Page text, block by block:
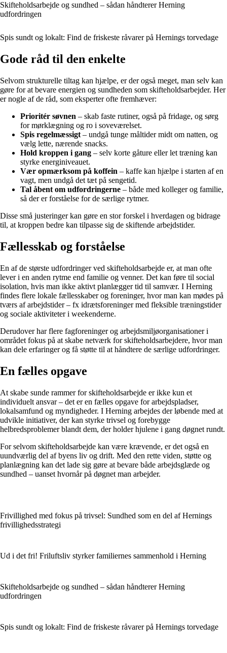
Skifteholdsarbejde og sundhed – sådan håndterer Herning
udfordringen
Spis sundt og lokalt: Find de friskeste råvarer på Hernings torvedage
Gode råd til den enkelte
Selvom strukturelle tiltag kan hjælpe, er der også meget, man selv kan
gøre for at bevare energien og sundheden som skifteholdsarbejder. Her
er nogle af de råd, som eksperter ofte fremhæver:
Prioritér søvnen – skab faste rutiner, også på fridage, og sørg
for mørklægning og ro i soveværelset.
Spis regelmæssigt – undgå tunge måltider midt om natten, og
vælg lette, nærende snacks.
Hold kroppen i gang – selv korte gåture eller let træning kan
styrke energiniveauet.
Vær opmærksom på koffein – kaffe kan hjælpe i starten af en
vagt, men undgå det tæt på sengetid.
Tal åbent om udfordringerne – både med kolleger og familie,
så der er forståelse for de særlige rytmer.
Disse små justeringer kan gøre en stor forskel i hverdagen og bidrage
til, at kroppen bedre kan tilpasse sig de skiftende arbejdstider.
Fællesskab og forståelse
En af de største udfordringer ved skifteholdsarbejde er, at man ofte
lever i en anden rytme end familie og venner. Det kan føre til social
isolation, hvis man ikke aktivt planlægger tid til samvær. I Herning
findes flere lokale fællesskaber og foreninger, hvor man kan mødes på
tværs af arbejdstider – fx idrætsforeninger med fleksible træningstider
og sociale aktiviteter i weekenderne.
Derudover har flere fagforeninger og arbejdsmiljøorganisationer i
området fokus på at skabe netværk for skifteholdsarbejdere, hvor man
kan dele erfaringer og få støtte til at håndtere de særlige udfordringer.
En fælles opgave
At skabe sunde rammer for skifteholdsarbejde er ikke kun et
individuelt ansvar – det er en fælles opgave for arbejdspladser,
lokalsamfund og myndigheder. I Herning arbejdes der løbende med at
udvikle initiativer, der kan styrke trivsel og forebygge
helbredsproblemer blandt dem, der holder hjulene i gang døgnet rundt.
For selvom skifteholdsarbejde kan være krævende, er det også en
uundværlig del af byens liv og drift. Med den rette viden, støtte og
planlægning kan det lade sig gøre at bevare både arbejdsglæde og
sundhed – uanset hvornår på døgnet man arbejder.
Frivillighed med fokus på trivsel: Sundhed som en del af Hernings
frivillighedsstrategi
Ud i det fri! Friluftsliv styrker familiernes sammenhold i Herning
Skifteholdsarbejde og sundhed – sådan håndterer Herning
udfordringen
Spis sundt og lokalt: Find de friskeste råvarer på Hernings torvedage